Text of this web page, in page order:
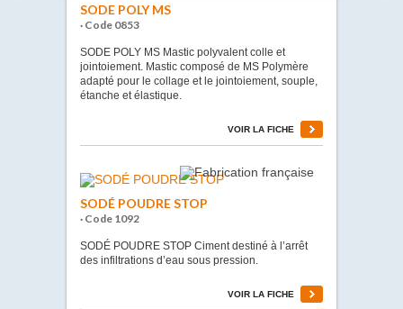
SODE POLY MS
· Code 0853
SODE POLY MS Mastic polyvalent colle et
jointoiement. Mastic composé de MS Polymère
adapté pour le collage et le jointoiement, souple,
étanche et élastique.
VOIR LA FICHE
SODÉ POUDRE STOP
· Code 1092
SODÉ POUDRE STOP Ciment destiné à l’arrêt
des infiltrations d’eau sous pression.
VOIR LA FICHE